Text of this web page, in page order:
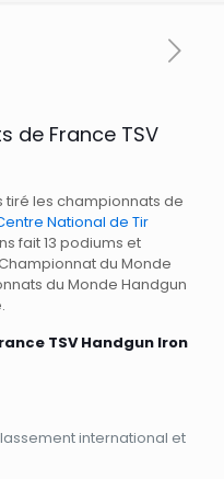
de France TSV
tiré les championnats de
National de Tir
fait 13 podiums et
du Monde
du Monde Handgun
TSV Handgun Iron
international et